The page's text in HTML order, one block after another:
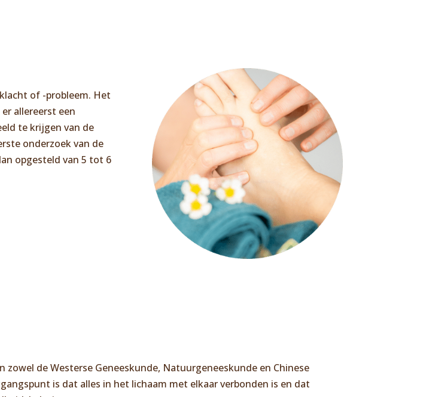
of -probleem. Het
allereerst een
te krijgen van de
onderzoek van de
opgesteld van 5 tot 6
de Westerse Geneeskunde, Natuurgeneeskunde en Chinese
is dat alles in het lichaam met elkaar verbonden is en dat